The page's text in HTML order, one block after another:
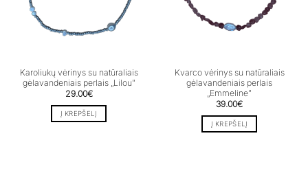
Karoliukų vėrinys su natūraliais
gėlavandeniais perlais „Lilou”
29.00€
Į KREPŠELĮ
Kvarco vėrinys su natūraliais
gėlavandeniais perlais
„Emmeline”
39.00€
Į KREPŠELĮ